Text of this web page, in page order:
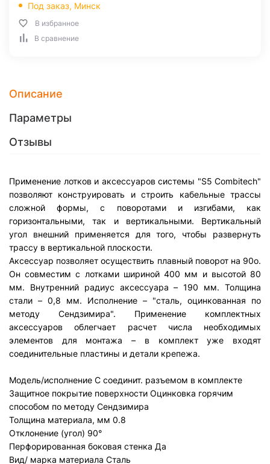
Под заказ, Минск
В избранное
В сравнение
Описание
Параметры
Отзывы
Применение лотков и аксессуаров системы "S5 Combitech"
позволяют конструировать и строить кабельные трассы
сложной формы, с поворотами и изгибами, как
горизонтальными, так и вертикальными. Вертикальный
угол внешний применяется для того, чтобы развернуть
трассу в вертикальной плоскости.
Аксессуар позволяет осуществить плавный поворот на 90о.
Он совместим с лотками шириной 400 мм и высотой 80
мм. Внутренний радиус аксессуара – 190 мм. Толщина
стали – 0,8 мм. Исполнение – "сталь, оцинкованная по
методу Сендзимира". Применение комплектных
аксессуаров облегчает расчет числа необходимых
элементов для монтажа – в комплект уже входят
соединительные пластины и детали крепежа.
Модель/исполнение С соединит. разъемом в комплекте
Защитное покрытие поверхности Оцинковка горячим
способом по методу Сендзимира
Толщина материала, мм 0.8
Отклонение (угол) 90°
Перфорированная боковая стенка Да
Вид/ марка материала Сталь